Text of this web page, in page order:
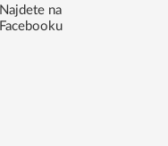
Najdete na
Facebooku